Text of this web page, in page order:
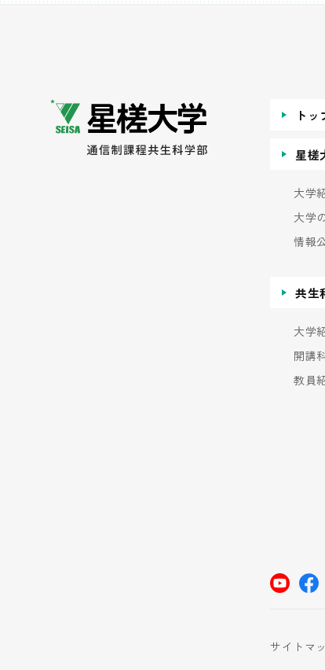
ト
星槎
大学
大学
情報
共生
大学
開講
教員
サイトマ